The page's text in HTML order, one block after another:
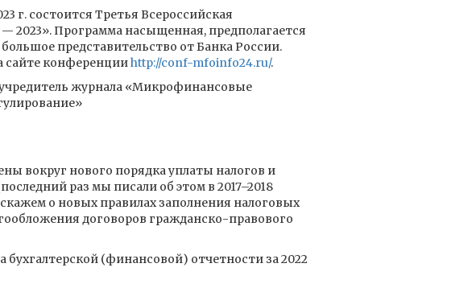
г. состоится Третья Всероссийская
Программа насыщенная, предполагается
представительство от Банка России.
сайте конференцииhttp://conf-mfoinfo24.ru/.
журнала «Микрофинансовые
вокруг нового порядка уплаты налогов и
раз мы писали об этом в 2017–2018
о новых правилах заполнения налоговых
договоров гражданско-правового
бухгалтерской (финансовой) отчетности за 2022